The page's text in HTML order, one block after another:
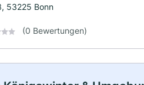
53225 Bonn
(0 Bewertungen)